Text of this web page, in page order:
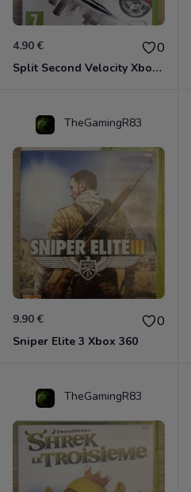
4.90 € 0
Split Second Velocity Xbox 360
TheGamingR83
9.90 € 0
Sniper Elite 3 Xbox 360
TheGamingR83